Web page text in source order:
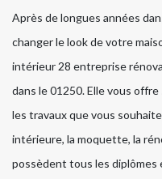
Après de longues années
changer le look de votre
intérieur 28 entreprise
dans le 01250. Elle vous
les travaux que vous
intérieure, la moquette, la
possèdent tous les